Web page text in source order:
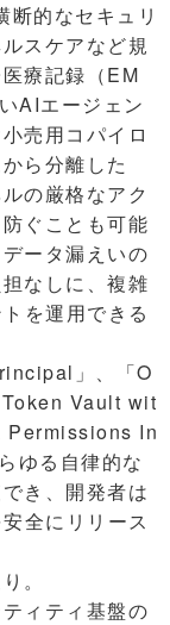
的なセキュリ
スケアなど規
療記録（EM
AIエージェン
売用コパイロ
ら分離した
の厳格なアク
ぐことも可能
ータ漏えいの
なしに、複雑
を運用できる
」、「O
Vault wit
Permissions In
ゆる自律的な
き、開発者は
全にリリース
。
ィティ基盤の